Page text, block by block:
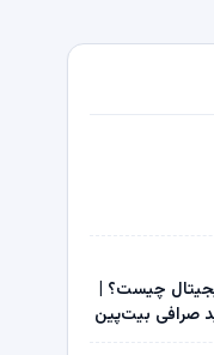
چیست؟ |
صرافی بیت‌پین